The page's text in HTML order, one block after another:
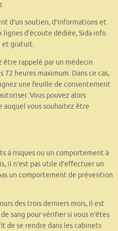
d’un soutien, d’informations et
lignes d’écoute dédiée, Sida info
et gratuit.
être rappelé par un médecin
72 heures maximum. Dans ce cas,
une feuille de consentement
Vous pouvez alors
vous souhaitez être
à risques ou un comportement à
il n’est pas utile d’effectuer un
un comportement de prévention
des trois derniers mois, il est
sang pour vérifier si vous n’êtes
de se rendre dans les cabinets